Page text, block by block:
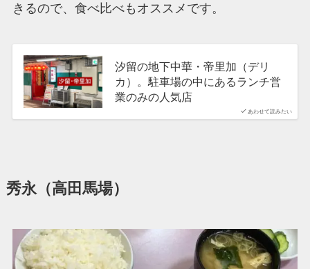
きるので、食べ比べもオススメです。
あわせて読みたい
汐留の地下中華・帝里加（デリ
カ）。駐車場の中にあるランチ営
業のみの人気店
秀永（高田馬場）